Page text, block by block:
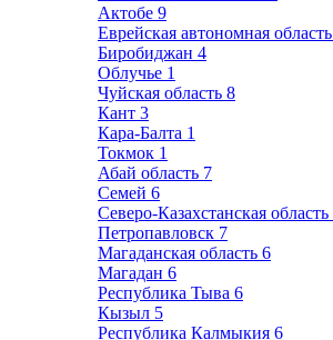
Актобе 9
Еврейская автономная область
Биробиджан 4
Облучье 1
Чуйская область 8
Кант 3
Кара-Балта 1
Токмок 1
Абай область 7
Семей 6
Северо-Казахстанская область
Петропавловск 7
Магаданская область 6
Магадан 6
Республика Тыва 6
Кызыл 5
Республика Калмыкия 6